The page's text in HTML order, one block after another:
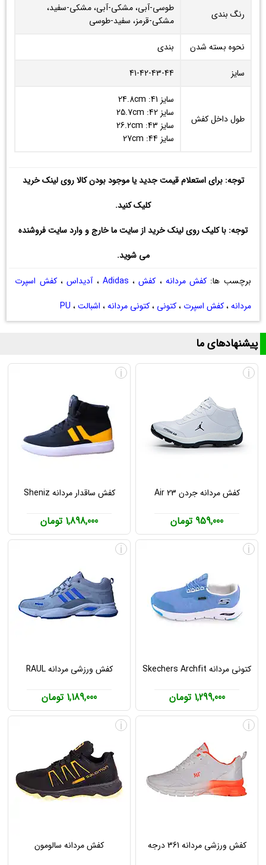
رنگ بندی
طوسی-آبی، مشکی-آبی، مشکی-سفید،
مشکی-قرمز، سفید-طوسی
نحوه بسته شدن
بندی
سایز
41-42-43-44
طول داخل کفش
سایز 41: 24.8cm
سایز 42: 25.7cm
سایز 43: 26.2cm
سایز 44: 27cm
توجه: برای استعلام قیمت جدید یا موجود بودن کالا روی لینک خرید
کلیک کنید.
توجه: با کلیک روی لینک خرید از سایت ما خارج و وارد سایت فروشنده
می شوید.
برچسب ها: کفش مردانه ، کفش، Adidas ،آدیداس،کفش اسپرت
مردانه،کفش اسپرت ،کتونی ،کتونی مردانه، اشبالت، PU
پیشنهادهای ما
کفش مردانه جردن Air 23
959,000 تومان
i
کفش ساقدار مردانه Sheniz
1,898,000 تومان
i
کتونی مردانه Skechers Archfit
1,299,000 تومان
i
کفش ورزشی مردانه RAUL
1,189,000 تومان
i
کفش ورزشی مردانه 361 درجه
i
کفش مردانه سالومون
i